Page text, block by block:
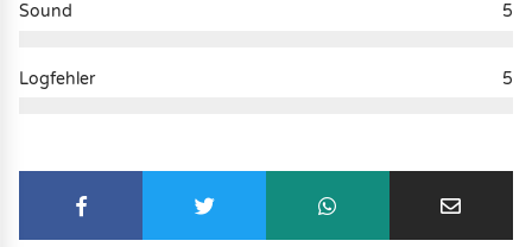
Sound 5
Logfehler 5